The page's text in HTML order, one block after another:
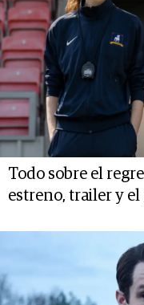
Todo sobre el
estreno, trailer y el